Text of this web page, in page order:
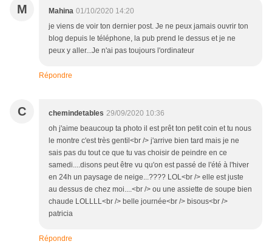
M Mahina 01/10/2020 14:20
je viens de voir ton dernier post. Je ne peux jamais ouvrir ton
blog depuis le téléphone, la pub prend le dessus et je ne
peux y aller...Je n'ai pas toujours l'ordinateur
Répondre
C chemindetables 29/09/2020 10:36
oh j'aime beaucoup ta photo il est prêt ton petit coin et tu nous
le montre c'est très gentil<br /> j'arrive bien tard mais je ne
sais pas du tout ce que tu vas choisir de peindre en ce
samedi....disons peut être vu qu'on est passé de l'été à l'hiver
en 24h un paysage de neige...???? LOL<br /> elle est juste
au dessus de chez moi....<br /> ou une assiette de soupe bien
chaude LOLLLL<br /> belle journée<br /> bisous<br />
patricia
Répondre